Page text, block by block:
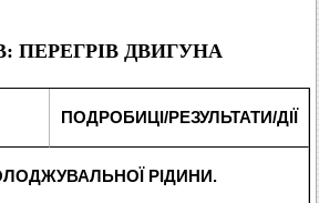
ПЕРЕГРІВ ДВИГУНА
ПОДРОБИЦІ/РЕЗУЛЬТАТИ/ДІЇ
РІДИНИ.